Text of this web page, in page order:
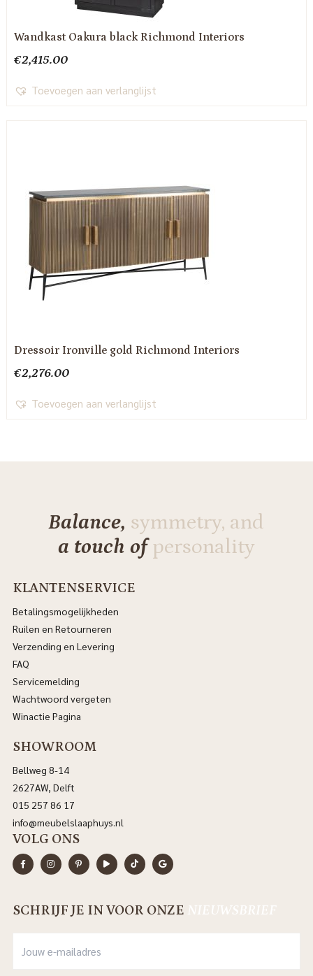
Wandkast Oakura black Richmond Interiors
€2,415.00
Toevoegen aan verlanglijst
Dressoir Ironville gold Richmond Interiors
€2,276.00
Toevoegen aan verlanglijst
Balance, symmetry, and
a touch ofpersonality
KLANTENSERVICE
Betalingsmogelijkheden
Ruilen en Retourneren
Verzending en Levering
FAQ
Servicemelding
Wachtwoord vergeten
Winactie Pagina
SHOWROOM
Bellweg 8-14
2627AW, Delft
015 257 86 17
info@meubelslaaphuys.nl
VOLG ONS
SCHRIJF JE IN VOOR ONZE NIEUWSBRIEF